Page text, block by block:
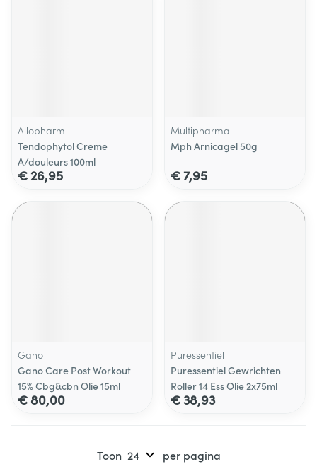
Allopharm
Tendophytol Creme
A/douleurs 100ml
€ 26,95
Multipharma
Mph Arnicagel 50g
€ 7,95
Gano
Gano Care Post Workout
15% Cbg&cbn Olie 15ml
€ 80,00
Puressentiel
Puressentiel Gewrichten
Roller 14 Ess Olie 2x75ml
€ 38,93
Toon per pagina